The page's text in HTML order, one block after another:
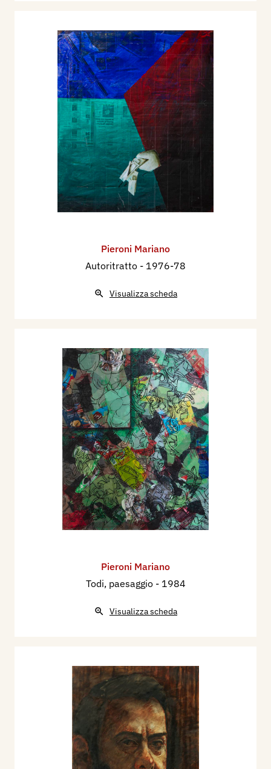
Pieroni Mariano
Autoritratto - 1976-78
Visualizza scheda
Pieroni Mariano
Todi, paesaggio - 1984
Visualizza scheda